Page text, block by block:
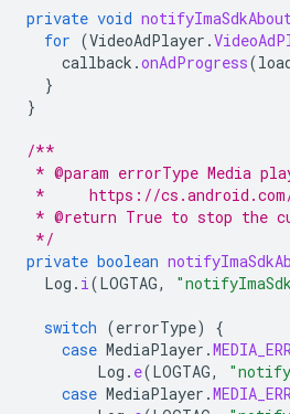
private void
for (VideoAdPlayer.
callback.onAdProgress(
/**
* @param errorType
*     https://
* @return True to stop
private boolean
Log.i(LOGTAG,
switch (errorType
case MediaPlayer.
Log.e(LOGTAG,
case MediaPlayer.